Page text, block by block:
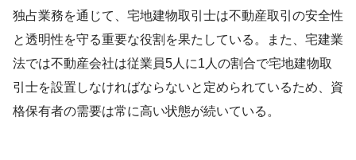
独占業務を通じて、宅地建物取引士は不動産取引の安全性
と透明性を守る重要な役割を果たしている。また、宅建業
法では不動産会社は従業員5人に1人の割合で宅地建物取
引士を設置しなければならないと定められているため、資
格保有者の需要は常に高い状態が続いている。